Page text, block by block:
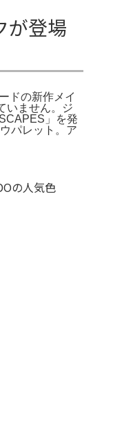
が登場
ドの新作メイ
いません。ジ
」を発
パレット。ア